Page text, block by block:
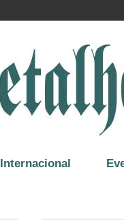
Internacional